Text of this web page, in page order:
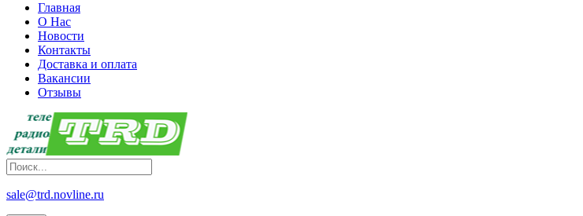
Главная
О Нас
Новости
Контакты
Доставка и оплата
Вакансии
Отзывы
sale@trd.novline.ru